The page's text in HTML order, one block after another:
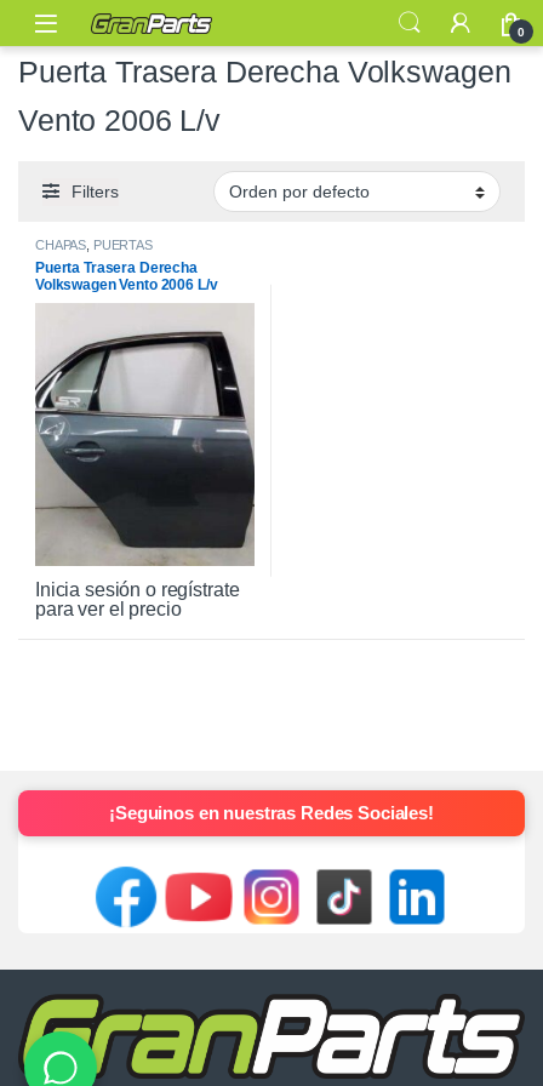
0
Puerta Trasera Derecha Volkswagen
Vento 2006 L/v
Filters
CHAPAS PUERTAS
Puerta Trasera Derecha
Volkswagen Vento 2006 L/v
Inicia sesión o regístrate
para ver el precio
¡Seguinos en nuestras Redes Sociales!